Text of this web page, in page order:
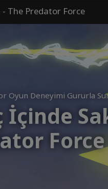
The Predator Force
Oyun Deneyimi Gururla
İçinde
Force